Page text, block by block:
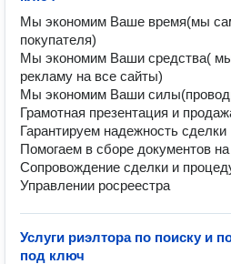
Мы экономим Ваше время(мы
покупателя)
Мы экономим Ваши средства(
рекламу на все сайты)
Мы экономим Ваши
Грамотная презентация и
Гарантируем надежность сделки
Помогаем в сборе документов
Сопровождение сделки и
Услуги риэлтора по поиску и
под ключ